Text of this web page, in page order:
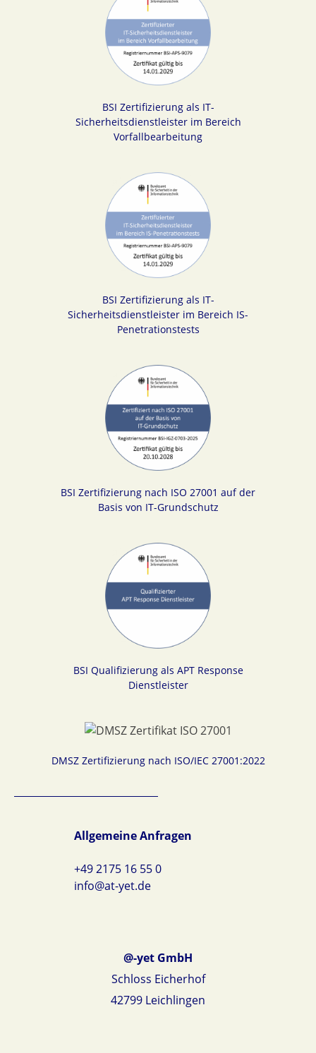
BSI Zertifizierung als IT-
Sicherheitsdienstleister im Bereich
Vorfallbearbeitung
BSI Zertifizierung als IT-
Sicherheitsdienstleister im Bereich IS-
Penetrationstests
BSI Zertifizierung nach ISO 27001 auf der
Basis von IT-Grundschutz
BSI Qualifizierung als APT Response
Dienstleister
DMSZ Zertifizierung nach ISO/IEC 27001:2022
Allgemeine Anfragen
+49 2175 16 55 0
info@at-yet.de
@-yet GmbH
Schloss Eicherhof
42799 Leichlingen